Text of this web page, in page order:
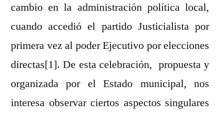
cambio en la administración política local,
cuando accedió el partido Justicialista por
primera vez al poder Ejecutivo por elecciones
directas[1]. De esta celebración, propuesta y
organizada por el Estado municipal, nos
interesa observar ciertos aspectos singulares